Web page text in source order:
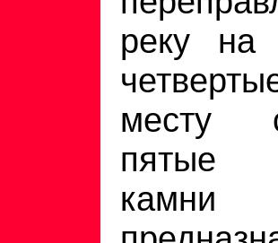
реку на
месту
пятые